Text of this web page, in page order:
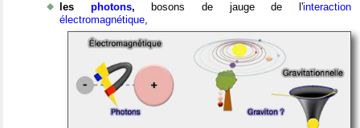
les photons, bosons de jauge de l'interaction
électromagnétique,